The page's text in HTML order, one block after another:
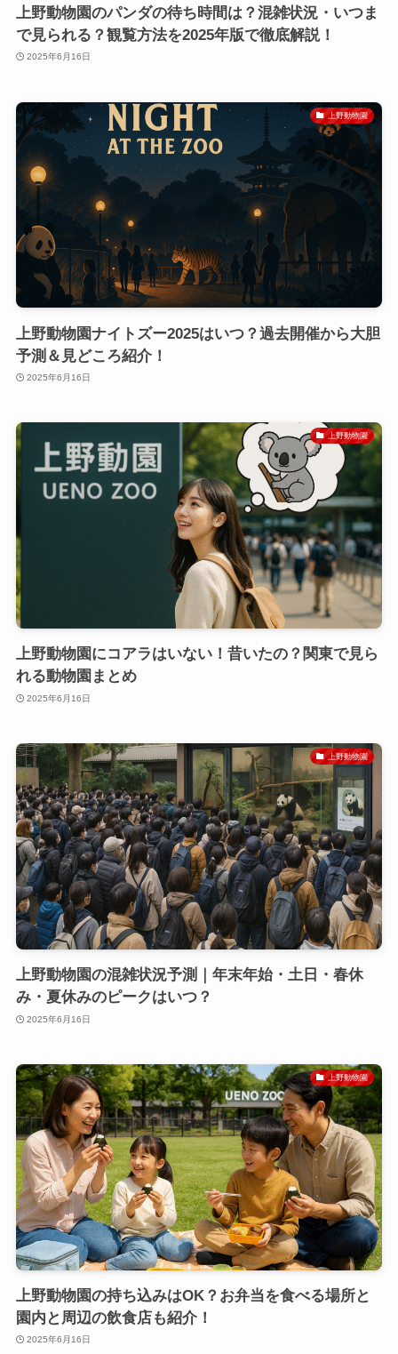
上野動物園のパンダの待ち時間は？混雑状況・いつま
で見られる？観覧方法を2025年版で徹底解説！
2025年6月16日
上野動物園
上野動物園ナイトズー2025はいつ？過去開催から大胆
予測＆見どころ紹介！
2025年6月16日
上野動物園
上野動物園にコアラはいない！昔いたの？関東で見ら
れる動物園まとめ
2025年6月16日
上野動物園
上野動物園の混雑状況予測｜年末年始・土日・春休
み・夏休みのピークはいつ？
2025年6月16日
上野動物園
上野動物園の持ち込みはOK？お弁当を食べる場所と
園内と周辺の飲食店も紹介！
2025年6月16日